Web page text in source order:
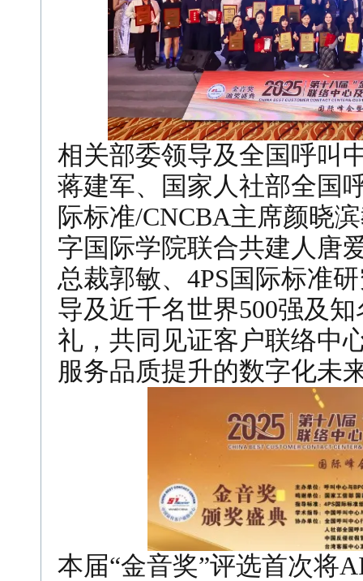
相关部委领导及全国呼叫
蒋建军、国家人社部全国
际标准/CNCBA主席颜晓
字国际学院联合共建人唐
总裁郭敏、4PS国际标准
导及近千名世界500强及
礼， 共同见证客户联络中
服务品质提升的数字化未
本届“金音奖”评选首次将